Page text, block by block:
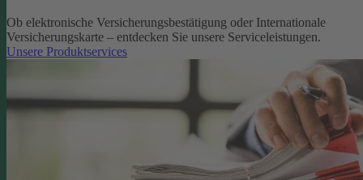
Ob elektronische Versicherungsbestätigung oder Internationale
Versicherungskarte – entdecken Sie unsere Serviceleistungen.
Unsere Produktservices